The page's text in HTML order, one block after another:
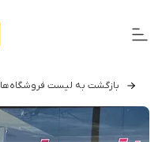
بازگشت به لیست فروشگاه‌ها